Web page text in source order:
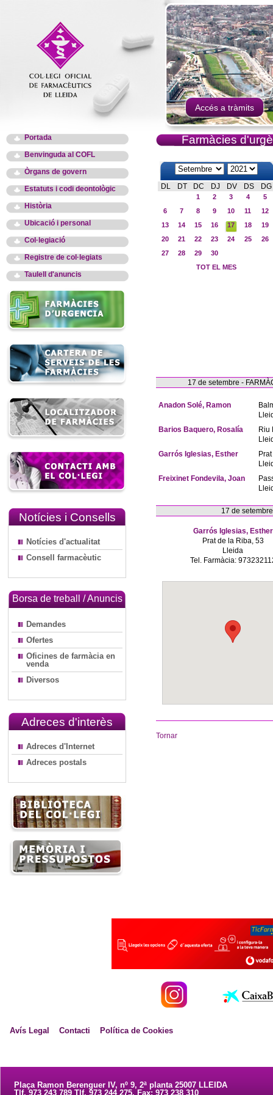
Accés a tràmits
Portada
Benvinguda al COFL
Òrgans de govern
Estatuts i codi deontològic
Història
Ubicació i personal
Col·legiació
Registre de col·legiats
Taulell d'anuncis
Notícies i Consells
Notícies d'actualitat
Consell farmacèutic
Borsa de treball / Anuncis
Demandes
Ofertes
Oficines de farmàcia en
venda
Diversos
Adreces d'interès
Adreces d'Internet
Adreces postals
Farmàcies
DL DT DC DJ DV DS DG
1 2 3 4
5
6
7 8 9 10 11
12
13
14 15 16 17 18
19
20
21 22 23 24 25
26
27
28 29
30
TOT EL MES
17 de setembre -
Anadon Solé, Ramon
Barios Baquero, Rosalía
Riu
Garrós Iglesias, Esther
Freixinet Fondevila, Joan
17 de
Garrós Iglesias, Esther
Prat de la Riba, 53
Lleida
Tel. Farmàcia:
Tornar
Avís Legal Contacti Política de Cookies
Plaça Ramon Berenguer IV, nº 9, 2ª planta 25007 LLEIDA
Tlf. 973 243 789 Tlf. 973 244 275. Fax: 973 238 310